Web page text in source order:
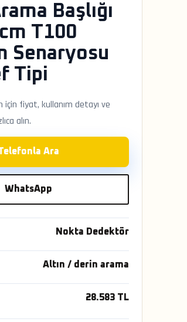
Başlığı
T100
Senaryosu
Tipi
fiyat, kullanım detayı ve
alın.
Ara
WhatsApp
Nokta Dedektör
Altın / derin arama
28.583 TL